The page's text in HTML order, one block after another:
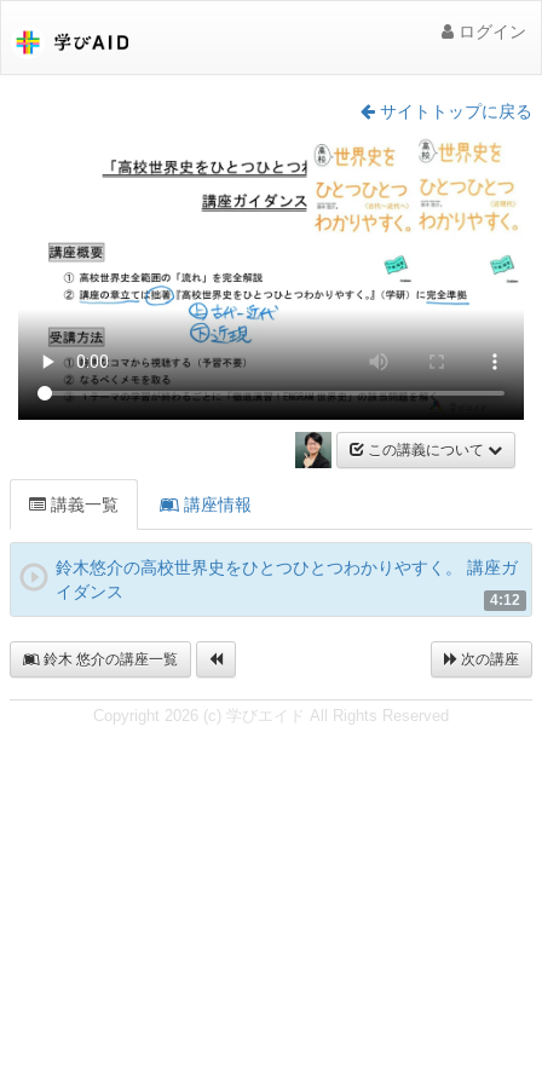
ログイン
サイトトップに戻る
この講義について
講義一覧 講座情報
4:12
鈴木悠介の高校世界史をひとつひとつわかりやすく。 講座ガ
イダンス
鈴木 悠介の講座一覧 次の講座
Copyright 2026 (c) 学びエイド All Rights Reserved